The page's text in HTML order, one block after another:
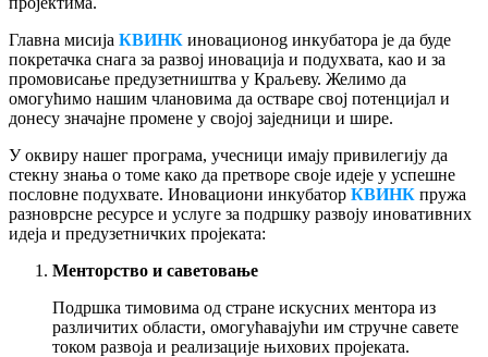
Главна мисија КВИНК иновационog инкубатора је да буде
покретачка снага за развој иновација и подухвата, као и за
промовисање предузетништва у Краљеву. Желимо да
омогућимо нашим члановима да остваре свој потенцијал и
донесу значајне промене у својој заједници и шире.
У оквиру нашег програма, учесници имају привилегију да
стекну знања о томе како да претворе своје идеје у успешне
пословне подухвате. Иновациони инкубатор КВИНК пружа
разноврсне ресурсе и услуге за подршку развоју иновативних
идеја и предузетничких пројеката:
Менторство и саветовање
Подршка тимовима од стране искусних ментора из
различитих области, омогућавајући им стручне савете
током развоја и реализације њихових пројеката.